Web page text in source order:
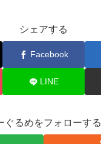
シェアする
Facebook
LINE
ぐるめをフォローする